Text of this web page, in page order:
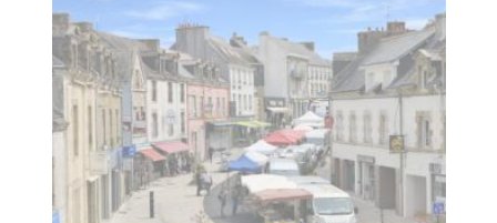
Géants de pierres
: menhirs et
dolmens
Patrimoine,
chapelles et leurs
mystères